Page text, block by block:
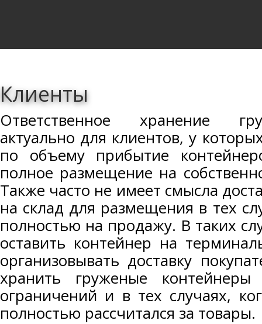
Клиенты
Ответственное хранение
актуально для клиентов, у
по объему прибытие
полное размещение на
Также часто не имеет смысла
на склад для размещения в тех
полностью на продажу. В таких
оставить контейнер на
организовывать доставку
хранить груженые
ограничений и в тех случаях,
полностью рассчитался за товары.